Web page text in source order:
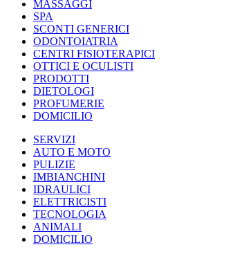
MASSAGGI
SPA
SCONTI GENERICI
ODONTOIATRIA
CENTRI FISIOTERAPICI
OTTICI E OCULISTI
PRODOTTI
DIETOLOGI
PROFUMERIE
DOMICILIO
SERVIZI
AUTO E MOTO
PULIZIE
IMBIANCHINI
IDRAULICI
ELETTRICISTI
TECNOLOGIA
ANIMALI
DOMICILIO